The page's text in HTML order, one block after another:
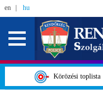
en hu
Körözési toplista